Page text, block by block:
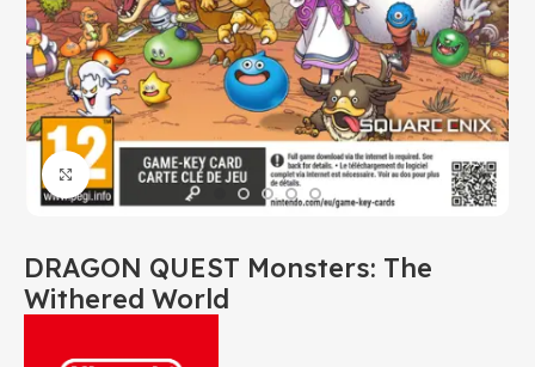
Click to enlarge
DRAGON QUEST Monsters: The
Withered World